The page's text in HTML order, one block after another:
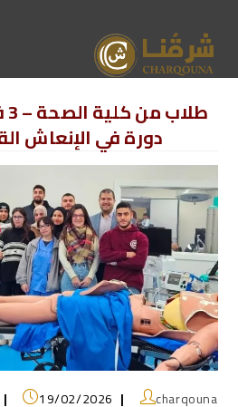
دورة في الإنعاش
charqouna
19/02/2026